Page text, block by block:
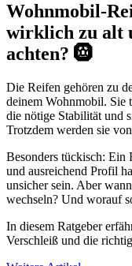
Wohnmobil-
wirklich zu alt
achten? 🛞
Die Reifen gehören zu
deinem Wohnmobil. Sie
die nötige Stabilität und
Trotzdem werden sie
Besonders tückisch: Ein
und ausreichend Profil
unsicher sein. Aber
wechseln? Und worauf
In diesem Ratgeber
Verschleiß und die